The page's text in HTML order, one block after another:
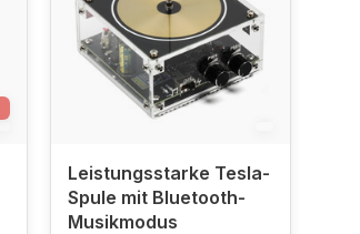
Leistungsstarke Tesla-
Spule mit Bluetooth-
Musikmodus